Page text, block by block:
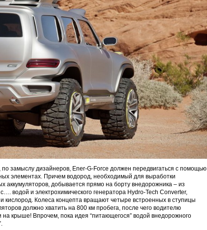
замыслу дизайнеров, Ener-G-Force должен передвигаться с помощью
элементах. Причем водород, необходимый для выработки
аккумуляторов, добывается прямо на борту внедорожника – из
водой и электрохимического генератора Hydro-Tech Converter,
кислород. Колеса концепта вращают четыре встроенных в ступицы
должно хватить на 800 км пробега, после чего водителю
крыше! Впрочем, пока идея “питающегося” водой внедорожного